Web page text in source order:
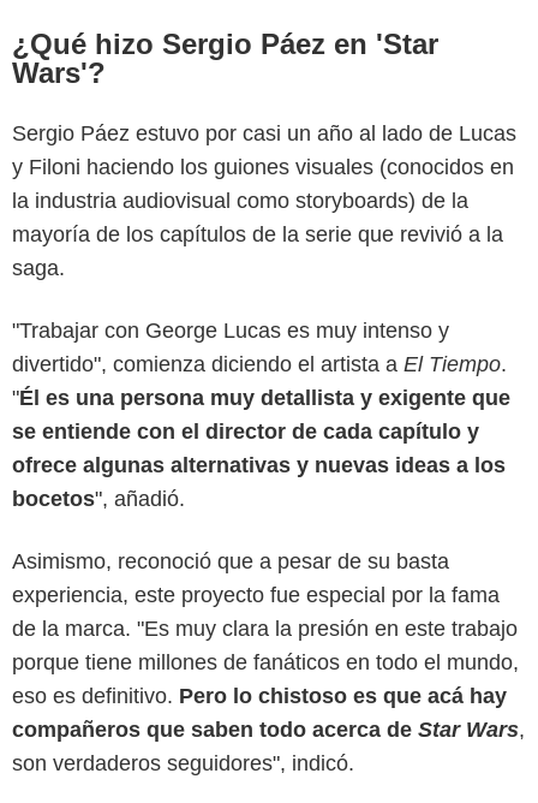
¿Qué hizo Sergio Páez en 'Star
Wars'?
Sergio Páez estuvo por casi un año al lado de Lucas
y Filoni haciendo los guiones visuales (conocidos en
la industria audiovisual como storyboards) de la
mayoría de los capítulos de la serie que revivió a la
saga.
"Trabajar con George Lucas es muy intenso y
divertido", comienza diciendo el artista a El Tiempo.
"Él es una persona muy detallista y exigente que
se entiende con el director de cada capítulo y
ofrece algunas alternativas y nuevas ideas a los
bocetos", añadió.
Asimismo, reconoció que a pesar de su basta
experiencia, este proyecto fue especial por la fama
de la marca. "Es muy clara la presión en este trabajo
porque tiene millones de fanáticos en todo el mundo,
eso es definitivo. Pero lo chistoso es que acá hay
compañeros que saben todo acerca de Star Wars,
son verdaderos seguidores", indicó.
X